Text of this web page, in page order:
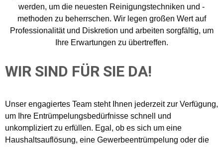
werden, um die neuesten Reinigungstechniken und -
methoden zu beherrschen. Wir legen großen Wert auf
Professionalität und Diskretion und arbeiten sorgfältig, um
Ihre Erwartungen zu übertreffen.
WIR SIND FÜR SIE DA!
Unser engagiertes Team steht Ihnen jederzeit zur Verfügung,
um Ihre Entrümpelungsbedürfnisse schnell und
unkompliziert zu erfüllen. Egal, ob es sich um eine
Haushaltsauflösung, eine Gewerbeentrümpelung oder die